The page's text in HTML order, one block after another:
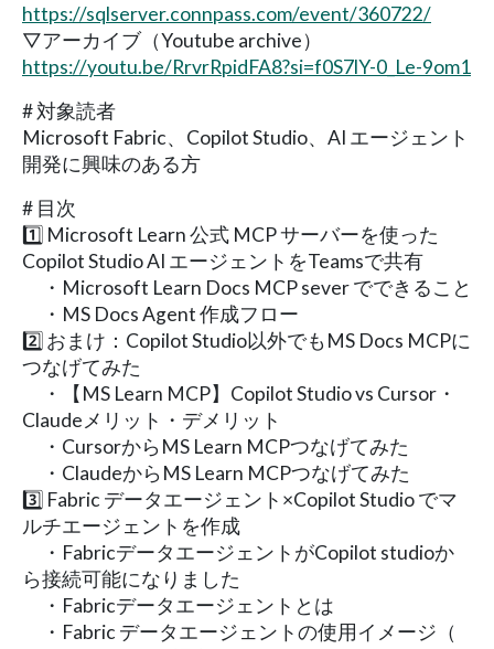
https://sqlserver.connpass.com/event/360722/
▽アーカイブ（Youtube archive）
https://youtu.be/RrvrRpidFA8?si=f0S7lY-0_Le-9om1
# 対象読者
Microsoft Fabric、Copilot Studio、AI エージェント
開発に興味のある方
# 目次
1️⃣ Microsoft Learn 公式 MCP サーバーを使った
Copilot Studio AI エージェントをTeamsで共有
・Microsoft Learn Docs MCP sever でできること
・MS Docs Agent 作成フロー
2️⃣ おまけ：Copilot Studio以外でもMS Docs MCPに
つなげてみた
・【MS Learn MCP】Copilot Studio vs Cursor・
Claudeメリット・デメリット
・CursorからMS Learn MCPつなげてみた
・ClaudeからMS Learn MCPつなげてみた
3️⃣ Fabric データエージェント×Copilot Studio でマ
ルチエージェントを作成
・FabricデータエージェントがCopilot studioか
ら接続可能になりました
・Fabricデータエージェントとは
・Fabric データエージェントの使用イメージ（